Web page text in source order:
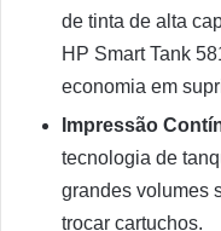
de tinta de alta
HP Smart Tank
economia em
Impressão
tecnologia de
grandes volumes
trocar cartuchos.